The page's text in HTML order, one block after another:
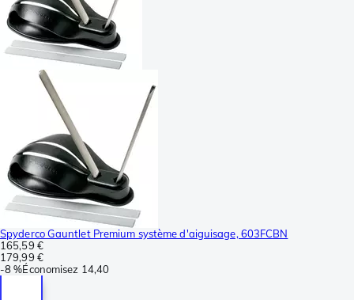
Spyderco Gauntlet Premium système d'aiguisage, 603FCBN
165,59 €
179,99 €
-8 %Économisez 14,40